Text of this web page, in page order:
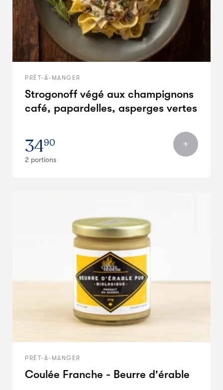
PRÊT-À-MANGER
Strogonoff végé aux champignons
café, papardelles, asperges vertes
3490
2 portions
PRÊT-À-MANGER
Coulée Franche - Beurre d'érable